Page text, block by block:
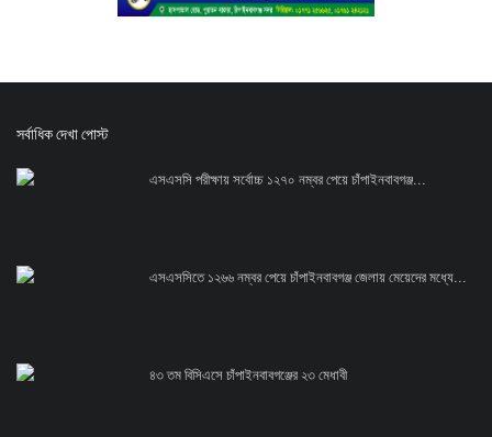
সর্বাধিক দেখা পোস্ট
এসএসসি পরীক্ষায় সর্বোচ্চ ১২৭০ নম্বর পেয়ে চাঁপাইনবাবগঞ্জ...
এসএসসিতে ১২৬৬ নম্বর পেয়ে চাঁপাইনবাবগঞ্জ জেলায় মেয়েদের মধ্যে...
৪৩ তম বিসিএসে চাঁপাইনবাবগঞ্জের ২৩ মেধাবী